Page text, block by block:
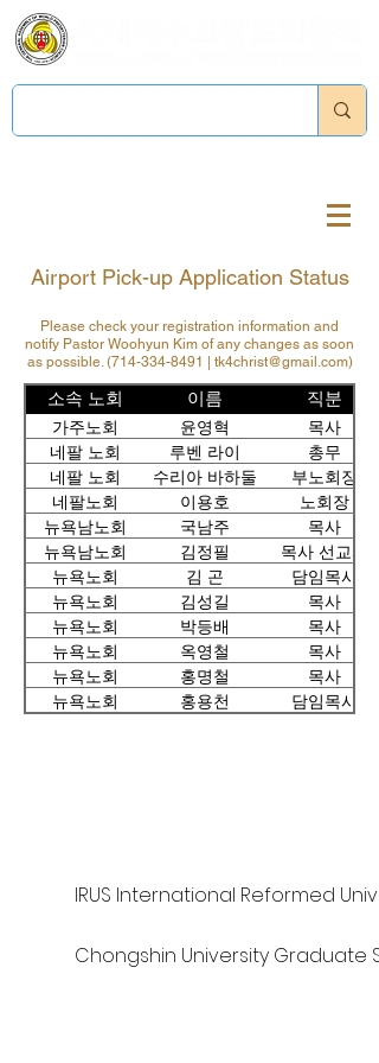
Airport Pick-up Application Status
Please check your registration information and
notify Pastor Woohyun Kim of any changes as soon
as possible.(714-334-8491 tk4christ@gmail.com)
소속 노회 이름 직분
가주노회 윤영혁
목사
네팔 노회
루벤 라이
총무
네팔 노회
수리아 바하둘
발 따망
부노회장
네팔노회
이용호
노회장
뉴욕남노회
국남주
목사
뉴욕남노회
김정필
목사 선교사
뉴욕노회
김 곤
담임목사
뉴욕노회
김성길
목사
뉴욕노회
박등배
목사
뉴욕노회
옥영철
목사
뉴욕노회
홍명철
목사
뉴욕노회
홍용천 담임목사
IRUS International Reformed
Chongshin University Graduate